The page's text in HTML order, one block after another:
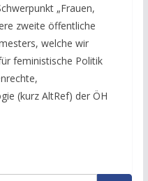
„Frauen,
zweite öffentliche
welche wir
feministische Politik
(kurz AltRef) der ÖH